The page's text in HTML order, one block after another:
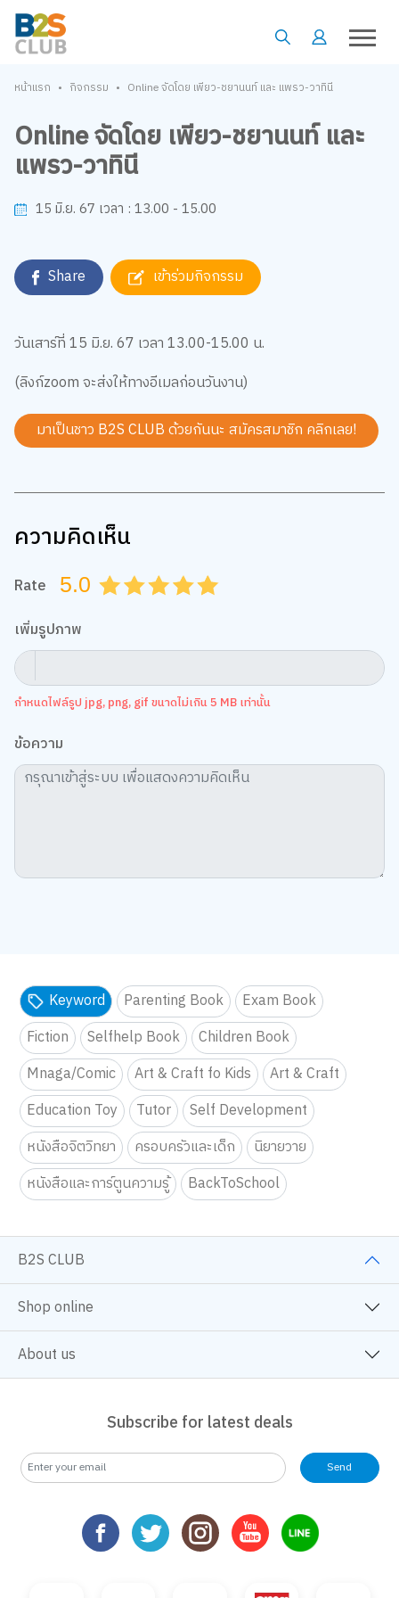
หน้าแรก • กิจกรรม • Online จัดโดย เพียว-ชยานนท์ และ แพรว-วาทินี
Online จัดโดย เพียว-ชยานนท์ และ
แพรว-วาทินี
15 มิ.ย. 67 เวลา : 13.00 - 15.00
Share เข้าร่วมกิจกรรม
วันเสาร์ที่ 15 มิ.ย. 67 เวลา 13.00-15.00 น.
(ลิงก์zoom จะส่งให้ทางอีเมลก่อนวันงาน)
มาเป็นชาว B2S CLUB ด้วยกันนะ สมัครสมาชิก คลิกเลย!
ความคิดเห็น
Rate 5.0 4.5
4.0
3.5
3.0
2.5
2.0
1.5
1.0
0.5
เพิ่มรูปภาพ
กำหนดไฟล์รูป jpg, png, gif ขนาดไม่เกิน 5 MB เท่านั้น
ข้อความ
Keyword Parenting Book
Exam Book
Fiction
Selfhelp Book
Children Book
Mnaga/Comic
Art & Craft fo Kids
Art & Craft
Education Toy
Tutor
Self Development
หนังสือจิตวิทยา
ครอบครัวและเด็ก
นิยายวาย
หนังสือและการ์ตูนความรู้
BackToSchool
B2S CLUB
Shop online
About us
Subscribe for latest deals
Send